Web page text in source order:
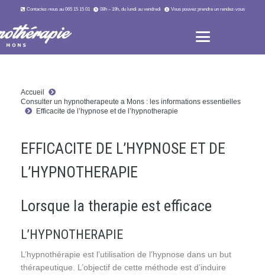
Contactez-nous au 065 15 15 01 08h – 19h, du lundi au vendredi Vous pouvez prendre un rendez-vous
Accueil
Consulter un hypnotherapeute a Mons : les informations essentielles
Efficacite de l’hypnose et de l’hypnotherapie
EFFICACITE DE L’HYPNOSE ET DE
L’HYPNOTHERAPIE
Lorsque la therapie est efficace
L’HYPNOTHERAPIE
L’hypnothérapie est l’utilisation de l’hypnose dans un but
thérapeutique. L’objectif de cette méthode est d’induire